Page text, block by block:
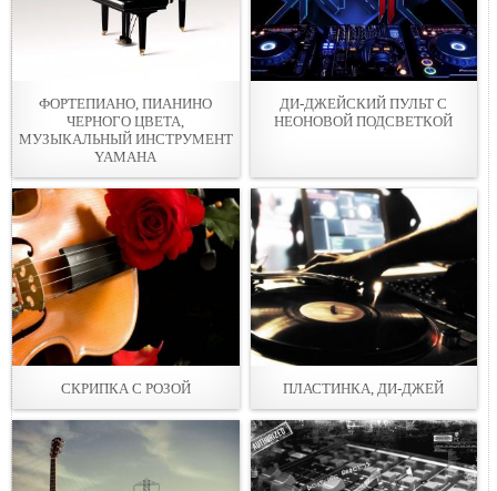
ФОРТЕПИАНО, ПИАНИНО
ЧЕРНОГО ЦВЕТА,
МУЗЫКАЛЬНЫЙ ИНСТРУМЕНТ
YAMAHA
ДИ-ДЖЕЙСКИЙ ПУЛЬТ С
НЕОНОВОЙ ПОДСВЕТКОЙ
СКРИПКА С РОЗОЙ ПЛАСТИНКА, ДИ-ДЖЕЙ